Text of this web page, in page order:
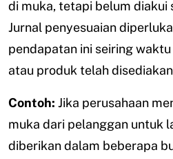
di muka, tetapi belum diakui
Jurnal penyesuaian
pendapatan ini seiring
atau produk telah
Contoh: Jika perusahaan
muka dari pelanggan untuk
diberikan dalam beberapa